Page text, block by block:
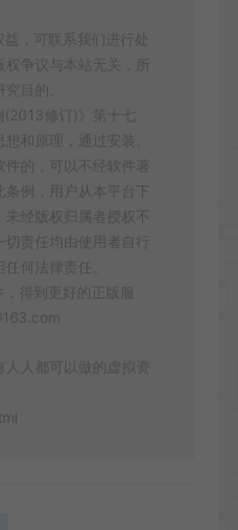
，可联系我们进行处
权争议与本站无关，所
目的。
修订)》第十七
和原理，通过安装、
件的，可以不经软件著
例，用户从本平台下
经版权归属者授权不
责任均由使用者自行
何法律责任。
得到更好的正版服
人都可以做的虚拟资